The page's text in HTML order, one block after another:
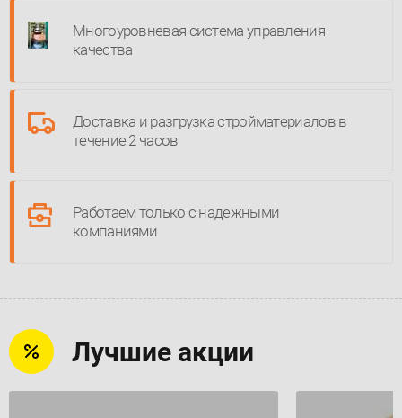
Многоуровневая система управления
качества
Доставка и разгрузка стройматериалов в
течение 2 часов
Работаем только с надежными
компаниями
Лучшие акции